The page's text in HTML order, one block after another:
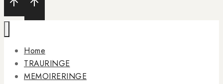
Home
TRAURINGE
MEMOIRERINGE